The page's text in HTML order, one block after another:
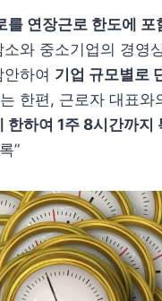
를 연장근로 한도에 포
와 중소기업의 경영
하여 기업 규모별로
한편, 근로자 대표와
한하여 1주 8시간까지
”